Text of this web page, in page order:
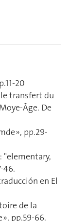
20
transfert du
Âge. De
», pp.29-
"elementary,
46.
en El
de la
pp.59-66.